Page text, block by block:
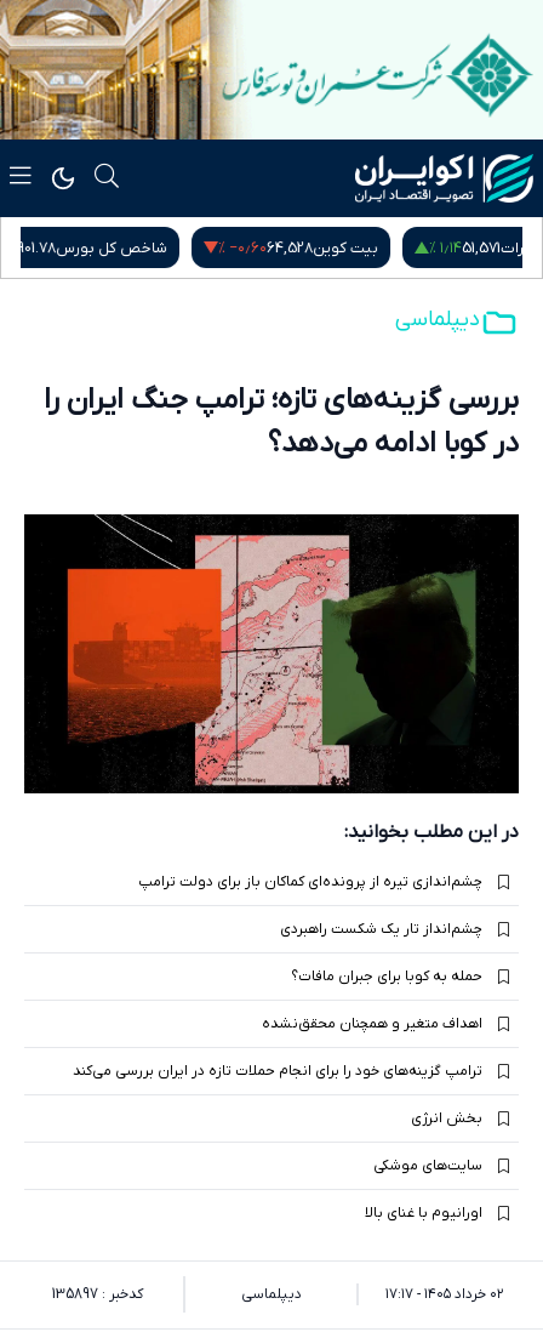
بیت کوین64,528 ‎−۰٫۶۰ % شاخص کل بورس 5,407,901.78۰٫۰۰ % دلار
دیپلماسی
بررسی گزینه‌های تازه؛ ترامپ جنگ ایران را
در کوبا ادامه می‌دهد؟
در این مطلب بخوانید:
چشم‌اندازی تیره از پرونده‌ای کماکان باز برای دولت ترامپ
چشم‌انداز تار یک شکست راهبردی
حمله به کوبا برای جبران مافات؟
اهداف متغیر و همچنان محقق‌نشده
ترامپ گزینه‌های خود را برای انجام حملات تازه در ایران بررسی می‌کند
بخش انرژی
سایت‌های موشکی
اورانیوم با غنای بالا
۰۲ خرداد ۱۴۰۵ - ۱۷:۱۷ دیپلماسی کدخبر : 135897